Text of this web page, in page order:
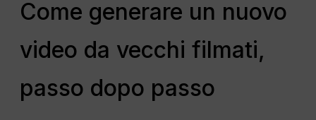
Come generare un nuovo
video da vecchi filmati,
passo dopo passo